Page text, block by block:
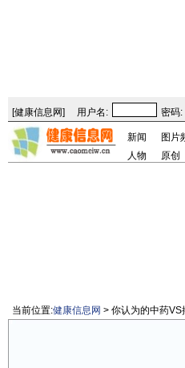
[健康信息网] 用户名: 密码:
新闻 图片
人物
原创
当前位置:健康信息网 > 你认为的中药